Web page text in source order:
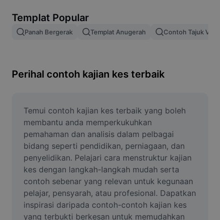
Gabungan imej
Ubah Saiz Imej
Penjana Meme
AI Text Remover
AI People Remover
AI Inpainting
Face Cutout
Templat Popular
Panah Bergerak Templat Anugerah Contoh Tajuk
Perihal contoh kajian kes terbaik
Temui contoh kajian kes terbaik yang boleh
membantu anda memperkukuhkan
pemahaman dan analisis dalam pelbagai
bidang seperti pendidikan, perniagaan, dan
penyelidikan. Pelajari cara menstruktur kajian
kes dengan langkah-langkah mudah serta
contoh sebenar yang relevan untuk kegunaan
pelajar, pensyarah, atau profesional. Dapatkan
inspirasi daripada contoh-contoh kajian kes
yang terbukti berkesan untuk memudahkan